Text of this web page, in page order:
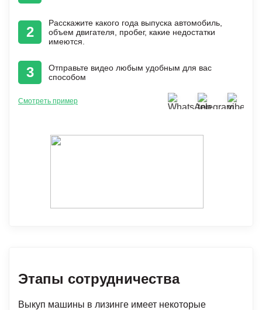
2
Расскажите какого года выпуска автомобиль,
объем двигателя, пробег, какие недостатки
имеются.
3
Отправьте видео любым удобным для вас
способом
Смотреть пример
Этапы сотрудничества
Выкуп машины в лизинге имеет некоторые